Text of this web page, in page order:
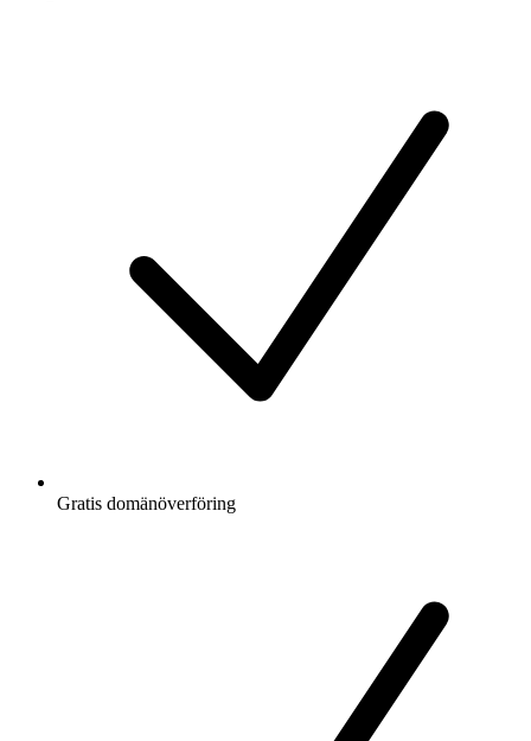
Gratis domänöverföring